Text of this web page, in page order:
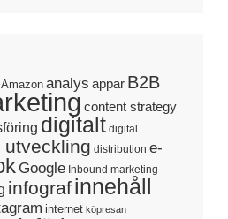
Amazon analys appar B2B
content strategy
digitalt digital
utveckling distribution e-
Google Inbound marketing
infografinnehåll
internet köpresan